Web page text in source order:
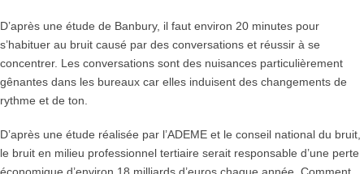
D’après une étude de Banbury, il faut environ 20 minutes pour
s’habituer au bruit causé par des conversations et réussir à se
concentrer. Les conversations sont des nuisances particulièrement
gênantes dans les bureaux car elles induisent des changements de
rythme et de ton.
D’après une étude réalisée par l’ADEME et le conseil national du bruit,
le bruit en milieu professionnel tertiaire serait responsable d’une perte